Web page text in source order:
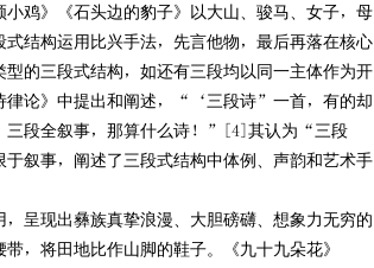
鸡》《石头边的豹子》以大山、骏马、女子，母
结构运用比兴手法，先言他物，最后再落在核心
的三段式结构，如还有三段均以同一主体作为开
律论》中提出和阐述，“‘三段诗”一首，有的却
三段全叙事，那算什么诗！”[4]其认为“三段
事，阐述了三段式结构中体例、声韵和艺术手
呈现出彝族真挚浪漫、大胆磅礴、想象力无穷的
，将田地比作山脚的鞋子。《九十九朵花》